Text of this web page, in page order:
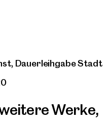
Dauerleihgabe Stadt
Werke,